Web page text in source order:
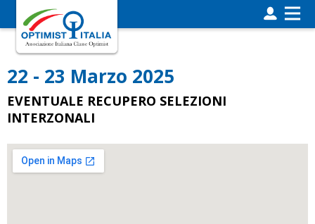
22 - 23 Marzo 2025
EVENTUALE RECUPERO SELEZIONI
INTERZONALI